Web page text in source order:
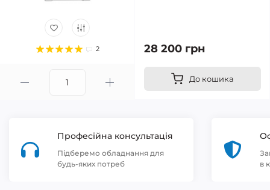
2 28 200 грн
До кошика
Професійна консультація
Підберемо обладнання для
будь-яких потреб
в